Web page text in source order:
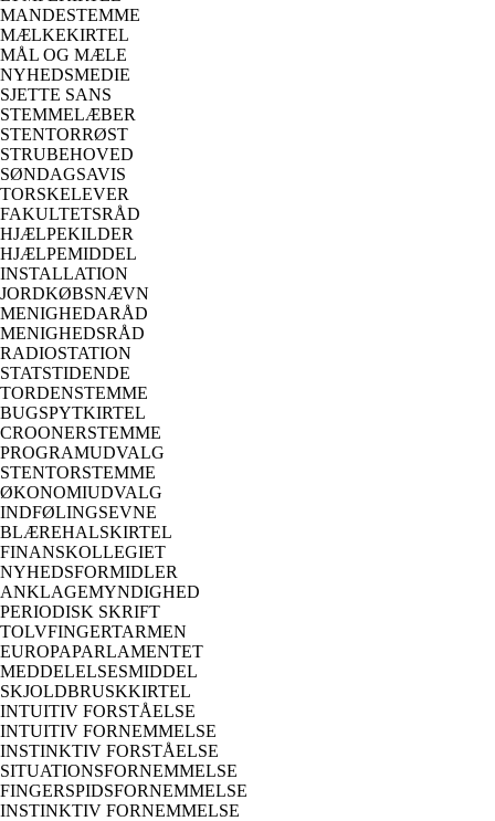
MANDESTEMME
MÆLKEKIRTEL
MÅL OG MÆLE
NYHEDSMEDIE
SJETTE SANS
STEMMELÆBER
STENTORRØST
STRUBEHOVED
SØNDAGSAVIS
TORSKELEVER
FAKULTETSRÅD
HJÆLPEKILDER
HJÆLPEMIDDEL
INSTALLATION
JORDKØBSNÆVN
MENIGHEDARÅD
MENIGHEDSRÅD
RADIOSTATION
STATSTIDENDE
TORDENSTEMME
BUGSPYTKIRTEL
CROONERSTEMME
PROGRAMUDVALG
STENTORSTEMME
ØKONOMIUDVALG
INDFØLINGSEVNE
BLÆREHALSKIRTEL
FINANSKOLLEGIET
NYHEDSFORMIDLER
ANKLAGEMYNDIGHED
PERIODISK SKRIFT
TOLVFINGERTARMEN
EUROPAPARLAMENTET
MEDDELELSESMIDDEL
SKJOLDBRUSKKIRTEL
INTUITIV FORSTÅELSE
INTUITIV FORNEMMELSE
INSTINKTIV FORSTÅELSE
SITUATIONSFORNEMMELSE
FINGERSPIDSFORNEMMELSE
INSTINKTIV FORNEMMELSE